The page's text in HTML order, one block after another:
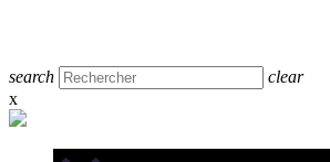
search
clear
x